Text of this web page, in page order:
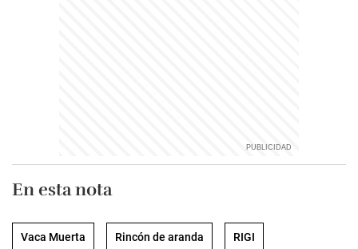
En esta nota
Vaca Muerta Rincón de aranda RIGI